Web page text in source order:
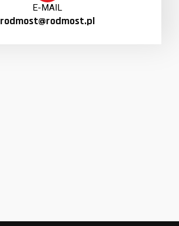
E-MAIL
rodmost@rodmost.pl